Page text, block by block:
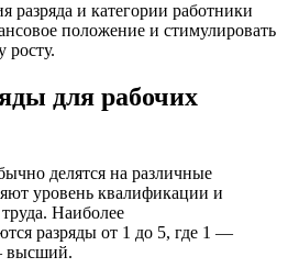
разряда и категории работники
положение и стимулировать
росту.
для рабочих
делятся на различные
уровень квалификации и
Наиболее
разряды от 1 до 5, где 1 —
высший.